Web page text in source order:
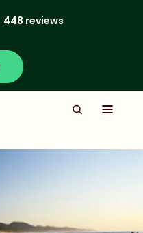
448 reviews